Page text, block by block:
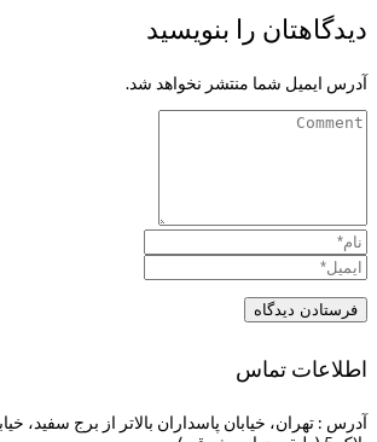
دیدگاهتان را بنویسید
آدرس ایمیل شما منتشر نخواهد شد.
اطلاعات تماس
آدرس : تهران، خیابان پاسداران بالاتر از برج سفید،